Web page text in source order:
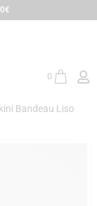
0
Bandeau Liso